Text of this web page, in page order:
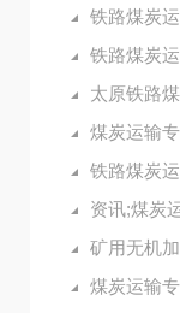
铁路煤炭
铁路煤炭
太原铁路
煤炭运输
铁路煤炭
资讯;煤炭
矿用无机
煤炭运输